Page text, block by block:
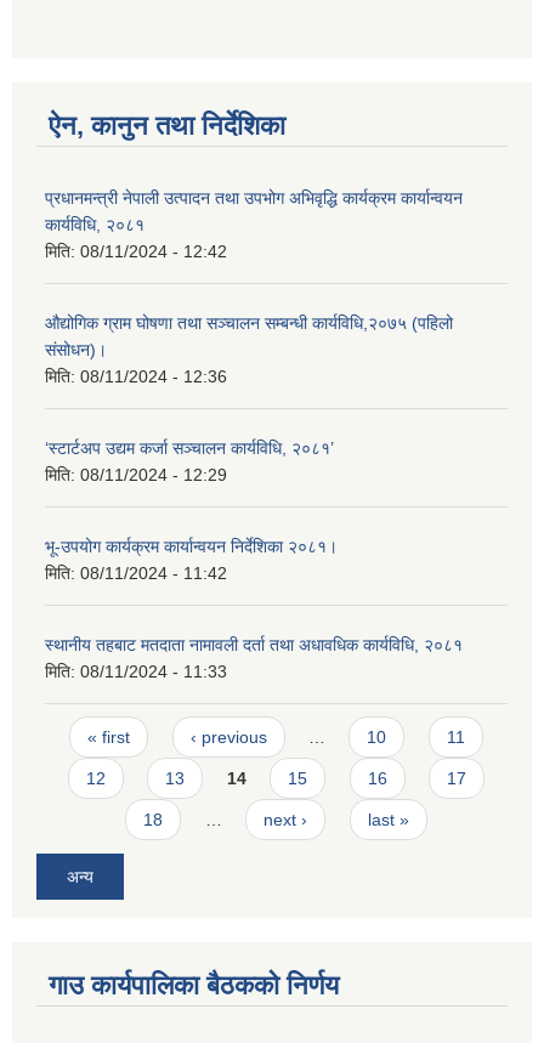
ऐन, कानुन तथा निर्देशिका
प्रधानमन्त्री नेपाली उत्पादन तथा उपभोग अभिवृद्धि कार्यक्रम कार्यान्वयन
कार्यविधि, २०८१
मिति: 08/11/2024 - 12:42
औद्योगिक ग्राम घोषणा तथा सञ्‍चालन सम्बन्धी कार्यविधि,२०७५ (पहिलो
संसोधन)।
मिति: 08/11/2024 - 12:36
‘स्टार्टअप उद्यम कर्जा सञ्चालन कार्यविधि, २०८१’
मिति: 08/11/2024 - 12:29
भू-उपयोग कार्यक्रम कार्यान्वयन निर्देशिका २०८१।
मिति: 08/11/2024 - 11:42
स्थानीय तहबाट मतदाता नामावली दर्ता तथा अधावधिक कार्यविधि, २०८१
मिति: 08/11/2024 - 11:33
Pages
« first ‹ previous … 10 11
12 13 14 15 16 17
18 … next › last »
अन्य
गाउ कार्यपालिका बैठकको निर्णय